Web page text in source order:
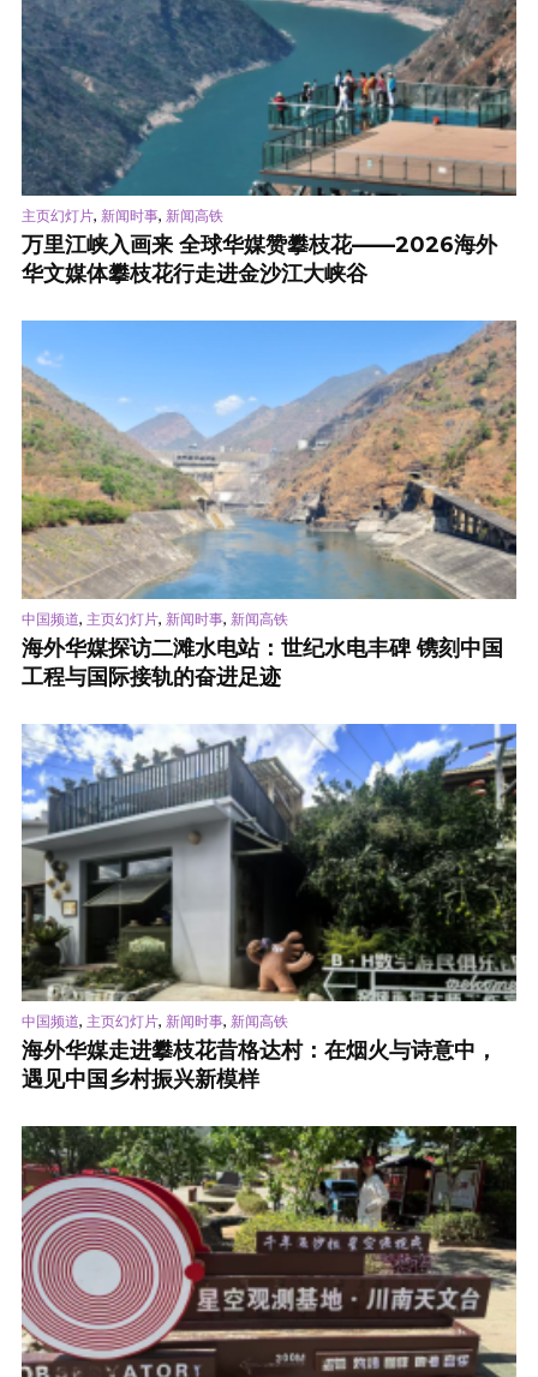
主页幻灯片, 新闻时事, 新闻高铁
万里江峡入画来 全球华媒赞攀枝花——2026海外
华文媒体攀枝花行走进金沙江大峡谷
中国频道, 主页幻灯片, 新闻时事, 新闻高铁
海外华媒探访二滩水电站：世纪水电丰碑 镌刻中国
工程与国际接轨的奋进足迹
中国频道, 主页幻灯片, 新闻时事, 新闻高铁
海外华媒走进攀枝花昔格达村：在烟火与诗意中，
遇见中国乡村振兴新模样